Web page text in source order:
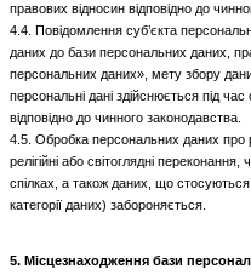
правових відносин відповідно до
4.4. Повідомлення суб’єкта
даних до бази персональних даних,
персональних даних», мету збору
персональні дані здійснюється під
відповідно до чинного законодавства.
4.5. Обробка персональних даних про
релігійні або світоглядні
спілках, а також даних, що
категорії даних) забороняється.
5. Місцезнаходження бази